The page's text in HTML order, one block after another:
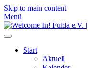
Skip to main content
Menü
Start
Aktuell